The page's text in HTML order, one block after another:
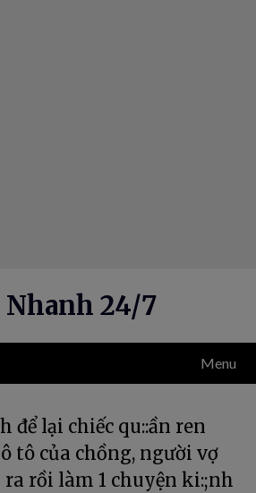
24/7
Menu
để lại chiếc qu::ần ren
tô của chồng, người vợ
rồi làm 1 chuyện ki:;nh